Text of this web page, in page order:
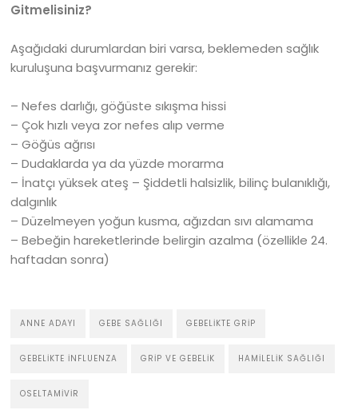
Gitmelisiniz?
Aşağıdaki durumlardan biri varsa, beklemeden sağlık
kuruluşuna başvurmanız gerekir:
– Nefes darlığı, göğüste sıkışma hissi
– Çok hızlı veya zor nefes alıp verme
– Göğüs ağrısı
– Dudaklarda ya da yüzde morarma
– İnatçı yüksek ateş – Şiddetli halsizlik, bilinç bulanıklığı,
dalgınlık
– Düzelmeyen yoğun kusma, ağızdan sıvı alamama
– Bebeğin hareketlerinde belirgin azalma (özellikle 24.
haftadan sonra)
ANNE ADAYI GEBE SAĞLIĞI GEBELIKTE GRIP
GEBELIKTE İNFLUENZA GRIP VE GEBELIK HAMILELIK SAĞLIĞI
OSELTAMIVIR